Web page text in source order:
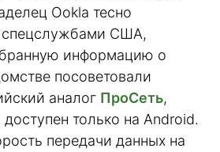
Ookla тесно
спецслужбами США,
информацию о
посоветовали
аналог ПроСеть,
только на Android.
передачи данных на